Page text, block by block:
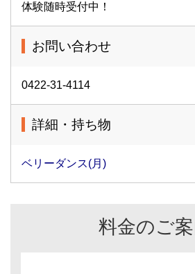
体験随時受付中！
お問い合わせ
0422-31-4114
詳細・持ち物
ベリーダンス(月)
料金のご